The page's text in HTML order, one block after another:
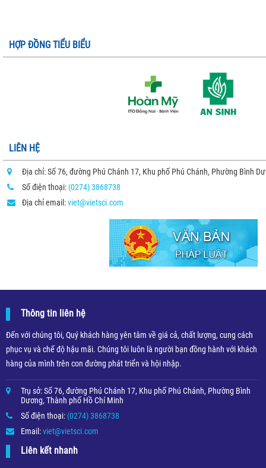
HỢP ĐỒNG TIỂU BIỂU
LIÊN HỆ
Địa chỉ: Số 76, đường Phú Chánh 17, Khu phố Phú Chánh, Phường Bình
Số điện thoại: (0274) 3868738
Địa chỉ email:viet@vietsci.com
Thông tin liên hệ
Đến với chúng tôi, Quý khách hàng yên tâm về giá cả, chất lượng, cung cách
phục vụ và chế độ hậu mãi. Chúng tôi luôn là người bạn đồng hành với khách
hàng của mình trên con đường phát triển và hội nhập.
Trụ sở: Số 76, đường Phú Chánh 17, Khu phố Phú Chánh, Phường Bình
Dương, Thành phố Hồ Chí Minh
Số điện thoại: (0274) 3868738
Email:viet@vietsci.com
Liên kết nhanh